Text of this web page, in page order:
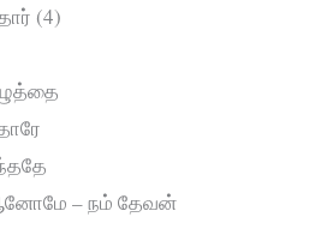
(4)
– நம் தேவன்